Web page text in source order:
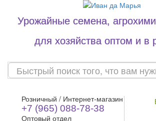
Урожайные семена,
для хозяйства оптом и в
Розничный / Интернет-магазин
+7 (965) 088-78-38
Оптовый отдел